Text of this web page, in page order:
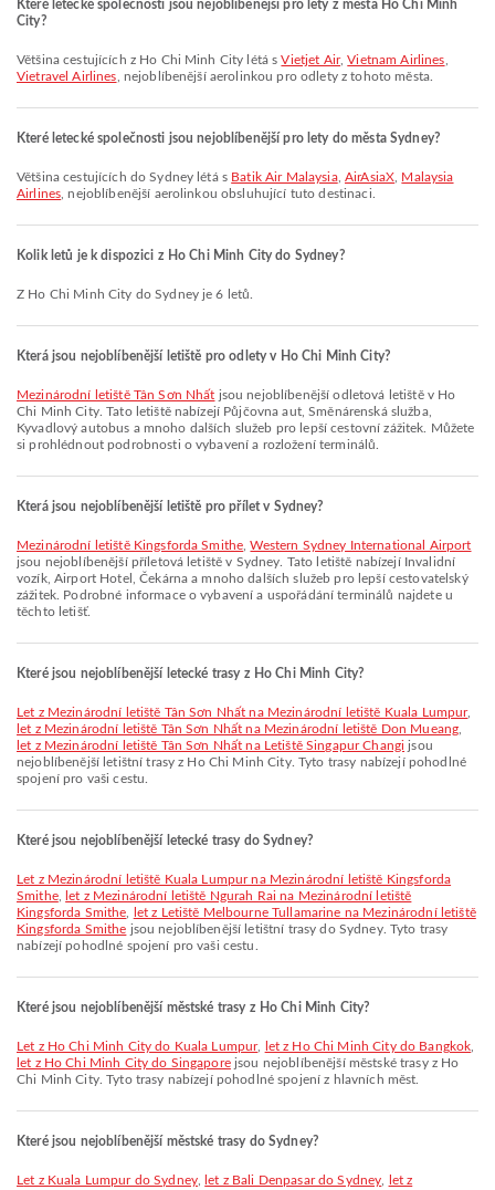
Které letecké společnosti jsou nejoblíbenější pro lety z města Ho Chi Minh
City?
Většina cestujících z Ho Chi Minh City létá sVietjet Air,Vietnam Airlines
Vietravel Airlines , nejoblíbenější aerolinkou pro odlety z tohoto města.
Které letecké společnosti jsou nejoblíbenější pro lety do města Sydney?
Většina cestujících do Sydney létá s Batik Air Malaysia, AirAsiaX Malaysia
Airlines , nejoblíbenější aerolinkou obsluhující tuto destinaci.
Kolik letů je k dispozici z Ho Chi Minh City do Sydney?
Z Ho Chi Minh City do Sydney je 6 letů.
Která jsou nejoblíbenější letiště pro odlety v Ho Chi Minh City?
Mezinárodní letiště Tân Sơn Nhất jsou nejoblíbenější odletová letiště v Ho
Chi Minh City. Tato letiště nabízejí Půjčovna aut, Směnárenská služba,
Kyvadlový autobus a mnoho dalších služeb pro lepší cestovní zážitek. Můžete
si prohlédnout podrobnosti o vybavení a rozložení terminálů.
Která jsou nejoblíbenější letiště pro přílet v Sydney?
Mezinárodní letiště Kingsforda Smithe ,Western Sydney International Airport
jsou nejoblíbenější příletová letiště v Sydney. Tato letiště nabízejí Invalidní
vozík, Airport Hotel, Čekárna a mnoho dalších služeb pro lepší cestovatelský
zážitek. Podrobné informace o vybavení a uspořádání terminálů najdete u
těchto letišť.
Které jsou nejoblíbenější letecké trasy z Ho Chi Minh City?
let z Mezinárodní letiště Tân Sơn Nhất na Mezinárodní letiště Kuala Lumpur,
let z Mezinárodní letiště Tân Sơn Nhất na Mezinárodní letiště Don Mueang
let z Mezinárodní letiště Tân Sơn Nhất na Letiště Singapur Changi jsou
nejoblíbenější letištní trasy z Ho Chi Minh City. Tyto trasy nabízejí pohodlné
spojení pro vaši cestu.
Které jsou nejoblíbenější letecké trasy do Sydney?
let z Mezinárodní letiště Kuala Lumpur na Mezinárodní letiště Kingsforda
Smithe,
let z Mezinárodní letiště Ngurah Rai na Mezinárodní letiště
Kingsforda Smithe
let z Letiště Melbourne Tullamarine na Mezinárodní letiště
Kingsforda Smithe jsou nejoblíbenější letištní trasy do Sydney. Tyto trasy
nabízejí pohodlné spojení pro vaši cestu.
Které jsou nejoblíbenější městské trasy z Ho Chi Minh City?
let z Ho Chi Minh City do Kuala Lumpur, let z Ho Chi Minh City do Bangkok
let z Ho Chi Minh City do Singaporejsou nejoblíbenější městské trasy z Ho
Chi Minh City. Tyto trasy nabízejí pohodlné spojení z hlavních měst.
Které jsou nejoblíbenější městské trasy do Sydney?
let z Kuala Lumpur do Sydney, let z Bali Denpasar do Sydney
let z